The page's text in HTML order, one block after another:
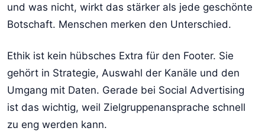
und was nicht, wirkt das stärker als jede geschönte
Botschaft. Menschen merken den Unterschied.
Ethik ist kein hübsches Extra für den Footer. Sie
gehört in Strategie, Auswahl der Kanäle und den
Umgang mit Daten. Gerade bei Social Advertising
ist das wichtig, weil Zielgruppenansprache schnell
zu eng werden kann.